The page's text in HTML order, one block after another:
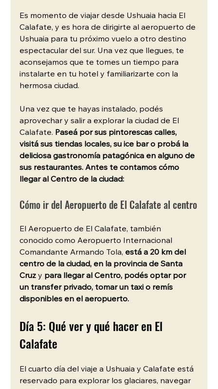
Es momento de viajar desde Ushuaia hacia El
Calafate, y es hora de dirigirte al aeropuerto de
Ushuaia para tu próximo vuelo a otro destino
espectacular del sur. Una vez que llegues, te
aconsejamos que te tomes un tiempo para
instalarte en tu hotel y familiarizarte con la
hermosa ciudad.
Una vez que te hayas instalado, podés
aprovechar y salir a explorar la ciudad de El
Calafate. Paseá por sus pintorescas calles,
visitá sus tiendas locales, su ice bar o probá la
deliciosa gastronomía patagónica en alguno de
sus restaurantes. Antes te contamos cómo
llegar al Centro de la ciudad:
Cómo ir del Aeropuerto de El Calafate al centro
El Aeropuerto de El Calafate, también
conocido como Aeropuerto Internacional
Comandante Armando Tola, está a 20 km del
centro de la ciudad, en la provincia de Santa
Cruz y para llegar al Centro, podés optar por
un transfer privado, tomar un taxi o remís
disponibles en el aeropuerto.
Día 5: Qué ver y qué hacer en El
Calafate
El cuarto día del viaje a Ushuaia y Calafate está
reservado para explorar los glaciares, navegar